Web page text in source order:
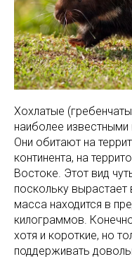
Хохлатые
наиболее
Они обитают на
континента, на
Востоке. Этот вид
поскольку вырастает
масса находится в
килограммов.
хотя и короткие, но
поддерживать